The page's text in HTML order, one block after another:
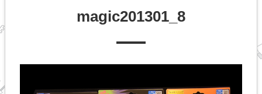
magic201301_8